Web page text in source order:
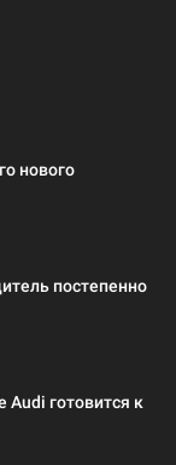
нового
постепенно
готовится к